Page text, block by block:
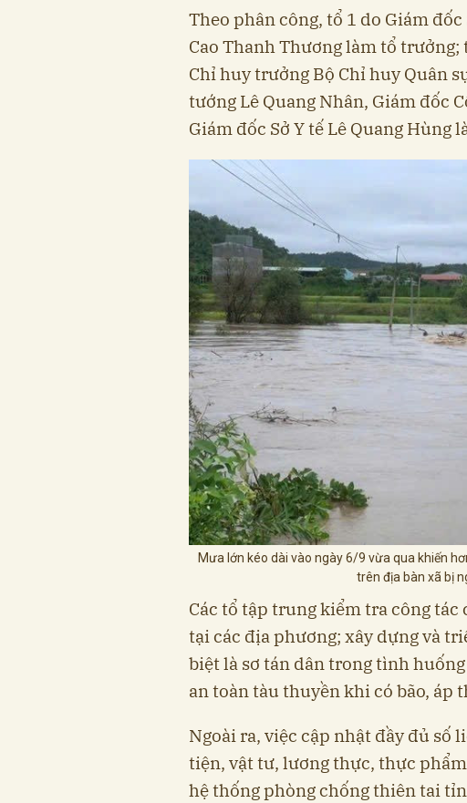
Theo phân công, tổ 1 do Giám
Cao Thanh Thương làm tổ
Chỉ huy trưởng Bộ Chỉ huy Quân
tướng Lê Quang Nhân, Giám đốc
Giám đốc Sở Y tế Lê Quang Hùng
Mưa lớn kéo dài vào ngày 6/9 vừa qua khiến
trên địa bàn xã bị
Các tổ tập trung kiểm tra công
tại các địa phương; xây dựng và
biệt là sơ tán dân trong tình
an toàn tàu thuyền khi có bão, áp
Ngoài ra, việc cập nhật đầy đủ số
tiện, vật tư, lương thực, thực
hệ thống phòng chống thiên tai